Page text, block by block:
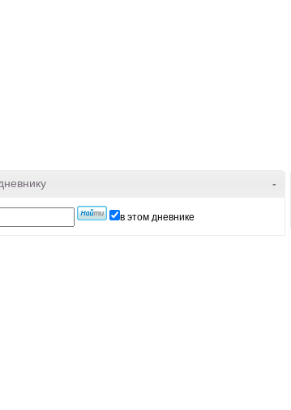
-
в этом дневнике